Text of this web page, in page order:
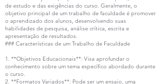
de estudo e das exigências do curso. Geralmente, o
objetivo principal de um trabalho de faculdade é promover
o aprendizado dos alunos, desenvolvendo suas
habilidades de pesquisa, análise crítica, escrita e
apresentação de resultados.
### Características de um Trabalho de Faculdade
1. **Objetivos Educacionais**: Visa aprofundar o
conhecimento sobre um tema específico abordado durante
o curso.
2. **Formatos Variados**: Pode ser um ensaio, uma